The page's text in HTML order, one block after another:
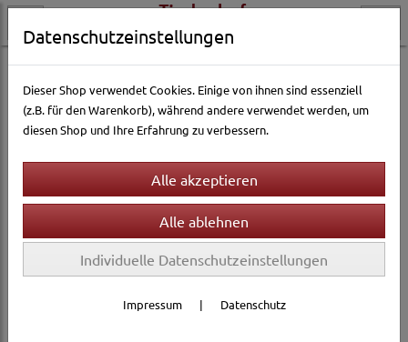
Kleintierwelt Ausstattung & Zubehör Futterhalter & -spender
Sortierung wählen
Filter
Datenschutzeinstellungen
Dieser Shop verwendet Cookies. Einige von ihnen sind essenziell
(z.B. für den Warenkorb), während andere verwendet werden, um
diesen Shop und Ihre Erfahrung zu verbessern.
Individuelle Datenschutzeinstellungen
Impressum | Datenschutz